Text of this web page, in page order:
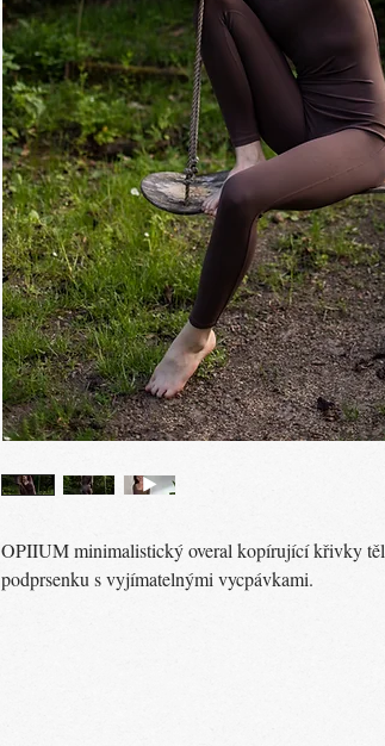
OPIIUM minimalistický overal kopírující křivky
podprsenku s vyjímatelnými vycpávkami.